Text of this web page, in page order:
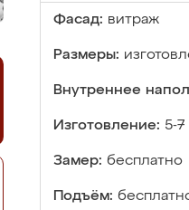
Фасад: витраж
Размеры:
Внутреннее
Изготовление: 5-
Замер: бесплатно
Подъём: